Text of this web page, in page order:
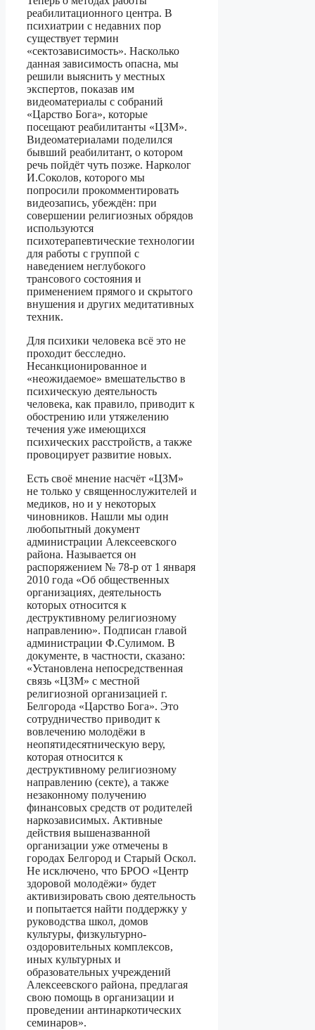
реабилитационного центра. В
психиатрии с недавних пор
существует термин
«сектозависимость». Насколько
данная зависимость опасна, мы
решили выяснить у местных
экспертов, показав им
видеоматериалы с собраний
«Царство Бога», которые
посещают реабилитанты «ЦЗМ».
Видеоматериалами поделился
бывший реабилитант, о котором
речь пойдёт чуть позже. Нарколог
И.Соколов, которого мы
попросили прокомментировать
видеозапись, убеждён: при
совершении религиозных обрядов
используются
психотерапевтические технологии
для работы с группой с
наведением неглубокого
трансового состояния и
применением прямого и скрытого
внушения и других медитативных
техник.
Для психики человека всё это не
проходит бесследно.
Несанкционированное и
«неожидаемое» вмешательство в
психическую деятельность
человека, как правило, приводит к
обострению или утяжелению
течения уже имеющихся
психических расстройств, а также
провоцирует развитие новых.
Есть своё мнение насчёт «ЦЗМ»
не только у священнослужителей и
медиков, но и у некоторых
чиновников. Нашли мы один
любопытный документ
администрации Алексеевского
района. Называется он
распоряжением № 78-р от 1 января
2010 года «Об общественных
организациях, деятельность
которых относится к
деструктивному религиозному
направлению». Подписан главой
администрации Ф.Сулимом. В
документе, в частности, сказано:
«Установлена непосредственная
связь «ЦЗМ» с местной
религиозной организацией г.
Белгорода «Царство Бога». Это
сотрудничество приводит к
вовлечению молодёжи в
неопятидесятническую веру,
которая относится к
деструктивному религиозному
направлению (секте), а также
незаконному получению
финансовых средств от родителей
наркозависимых. Активные
действия вышеназванной
организации уже отмечены в
городах Белгород и Старый Оскол.
Не исключено, что БРОО «Центр
здоровой молодёжи» будет
активизировать свою деятельность
и попытается найти поддержку у
руководства школ, домов
культуры, физкультурно-
оздоровительных комплексов,
иных культурных и
образовательных учреждений
Алексеевского района, предлагая
свою помощь в организации и
проведении антинаркотических
семинаров».